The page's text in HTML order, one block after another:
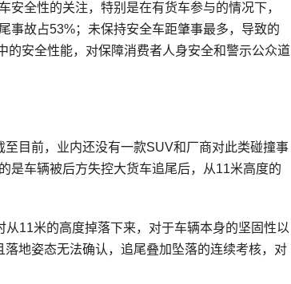
全性的关注，特别是在有货车参与的情况下，
事故占53%；未保持安全车距肇事最多，导致的
安全性能，对保障消费者人身安全和警示公众道
目前，业内还没有一款SUV和厂商对此类碰撞事
是车辆被后方失控大货车追尾后，从11米高度的
11米的高度掉落下来，对于车辆本身的坚固性以
地姿态无法确认，追尾叠加坠落的连续考核，对